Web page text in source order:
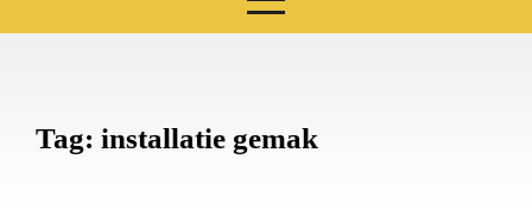
Tag: installatie gemak